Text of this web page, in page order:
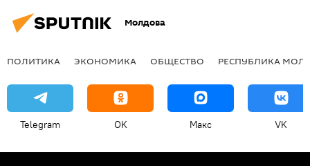
Молдова
ПОЛИТИКА ЭКОНОМИКА ОБЩЕСТВО РЕСПУБЛИКА
Telegram OK Макс VK